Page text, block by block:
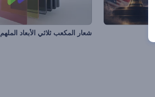
شعار المكعب ثلاثي الأبعاد الملهم